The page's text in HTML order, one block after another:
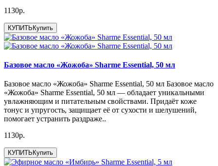
1130р.
КУПИТЬ Купить
Базовое масло «Жожоба» Sharme Essential, 50 мл
Базовое масло «Жожоба» Sharme Essential, 50 мл Базовое масло
«Жожоба» Sharme Essential, 50 мл — обладает уникальными
увлажняющим и питательным свойствами. Придаёт коже
тонус и упругость, защищает её от сухости и шелушений,
помогает устранить раздраже..
1130р.
КУПИТЬ Купить